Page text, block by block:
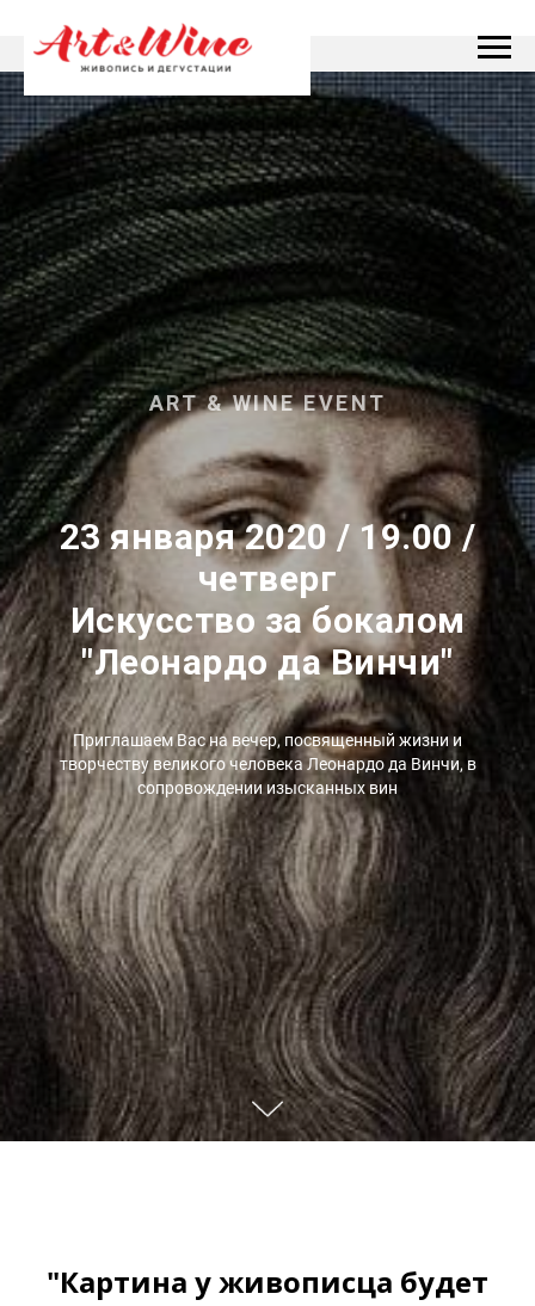
ART & WINE EVENT
23 января 2020 / 19.00 /
четверг
Искусство за бокалом
"Леонардо да Винчи"
Приглашаем Вас на вечер, посвященный жизни и
творчеству великого человека Леонардо да Винчи, в
сопровождении изысканных вин
"Картина у живописца будет